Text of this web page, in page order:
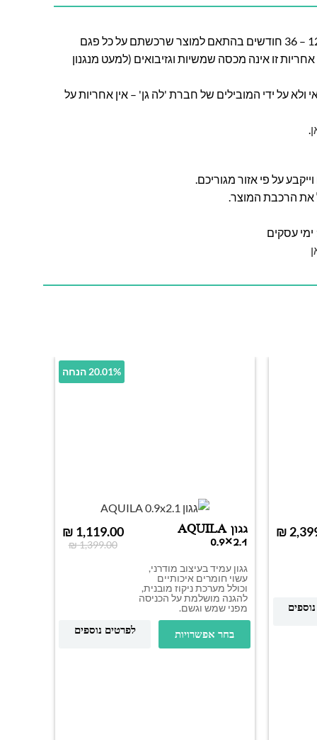
חברת לה גן מעניקה אחריות בין 12 – 36 חודשים בהתאם למוצר שרכשתם על כל פגם
זו אינה מכסה שמשיות וגזיבואים (למעט מנגנון
ולא על ידי המובילים של חברת 'לה גן' – אין אחריות על
.
את הרכבת המוצר.
₪
20.01% הנחה
גגון AQUILA
0.9×2.1
גגון עמיד בעיצוב מודרני,
עשוי חומרים איכותיים
וכולל מערכת ניקוז מובנית,
להגנה מושלמת על הכניסה
מפני שמש וגשם.
₪1,399.00
₪ 1,119.00
בחר אפשרויות לפרטים נוספים